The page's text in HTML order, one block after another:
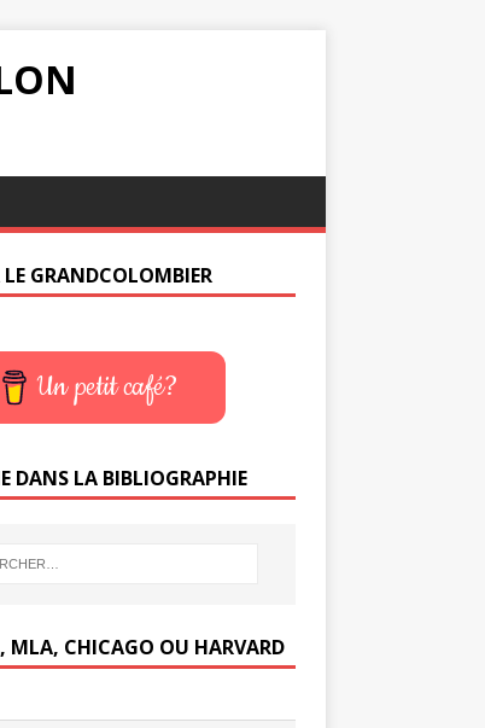
GRANDCOLOMBIER
Un petit café?
DANS LA BIBLIOGRAPHIE
MLA, CHICAGO OU HARVARD